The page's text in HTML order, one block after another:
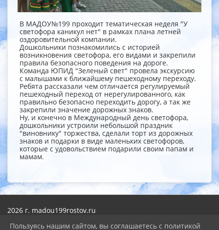
В МАДОУ№199 проходит тематическая неделя "У
светофора каникул нет" в рамках плана летней
оздоровительной компании.
Дошкольники познакомились с историей
возникновения светофора, его видами и закрепили
правила безопасного поведения на дороге.
Команда ЮПИД "Зеленый свет" провела экскурсию
с малышами к ближайшему пешеходному переходу.
Ребята рассказали чем отличается регулируемый
пешеходный переход от нерегулированного, как
правильно безопасно переходить дорогу, а так же
закрепили значение дорожных знаков.
Ну, и конечно в Международный день светофора,
дошкольники устроили небольшой праздник
"виновнику" торжества, сделали торт из дорожных
знаков и подарки в виде маленьких светофоров,
которые с удовольствием подарили своим папам и
мамам.
2026 г. madou199rostov.ru
Карта сайта
Пользуясь нашим сайтом, вы соглашаетесь с политикой